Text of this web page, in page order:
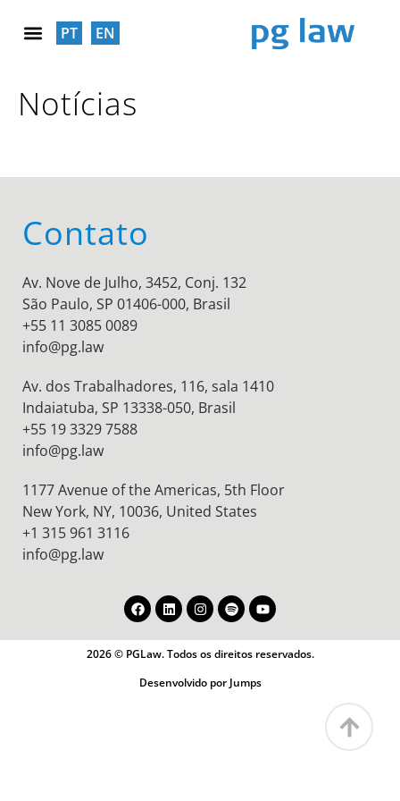
PT EN
Notícias
Contato
Av. Nove de Julho, 3452, Conj. 132
São Paulo, SP 01406-000, Brasil
+55 11 3085 0089
info@pg.law
Av. dos Trabalhadores, 116, sala 1410
Indaiatuba, SP 13338-050, Brasil
+55 19 3329 7588
info@pg.law
1177 Avenue of the Americas, 5th Floor
New York, NY, 10036, United States
+1 315 961 3116
info@pg.law
2026 © PGLaw. Todos os direitos reservados.
Desenvolvido por Jumps